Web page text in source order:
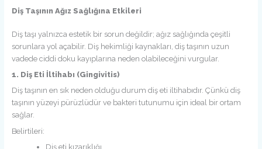
Diş Taşının Ağız Sağlığına Etkileri
Diş taşı yalnızca estetik bir sorun değildir; ağız sağlığında çeşitli
sorunlara yol açabilir. Diş hekimliği kaynakları, diş taşının uzun
vadede ciddi doku kayıplarına neden olabileceğini vurgular.
1. Diş Eti İltihabı (Gingivitis)
Diş taşının en sık neden olduğu durum diş eti iltihabıdır. Çünkü diş
taşının yüzeyi pürüzlüdür ve bakteri tutunumu için ideal bir ortam
sağlar.
Belirtileri:
Diş eti kızarıklığı